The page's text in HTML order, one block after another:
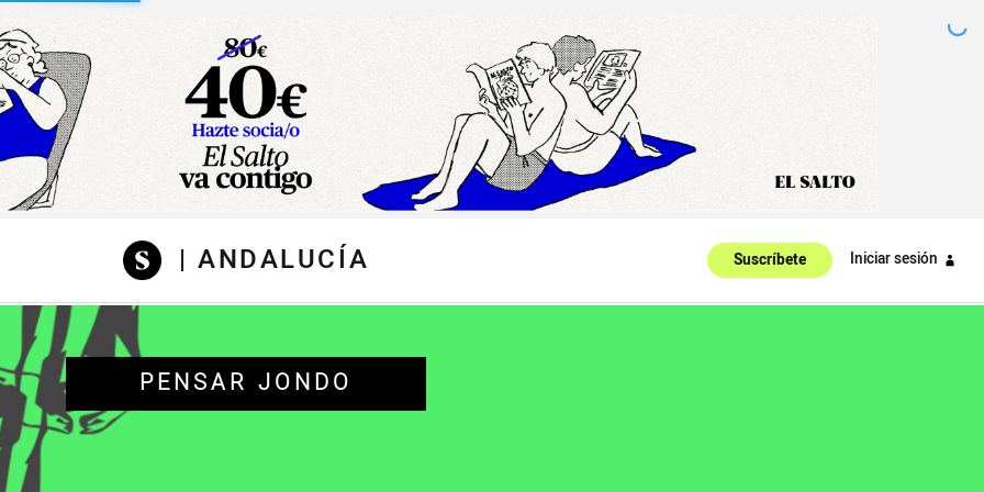
| ANDALUCÍA Suscríbete Iniciar sesión
PENSAR JONDO